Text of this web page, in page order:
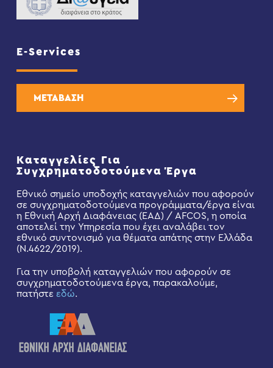
E-Services
ΜΕΤΑΒΑΣΗ
Καταγγελίες Για
Συγχρηματοδοτούμενα Έργα
Εθνικό σημείο υποδοχής καταγγελιών που αφορούν
σε συγχρηματοδοτούμενα προγράμματα/έργα είναι
η Εθνική Αρχή Διαφάνειας (ΕΑΔ) / AFCOS, η οποία
αποτελεί την Υπηρεσία που έχει αναλάβει τον
εθνικό συντονισμό για θέματα απάτης στην Ελλάδα
(Ν.4622/2019).
Για την υποβολή καταγγελιών που αφορούν σε
συγχρηματοδοτούμενα έργα, παρακαλούμε,
πατήστε εδώ.